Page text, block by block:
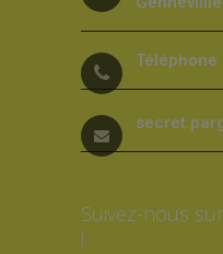
Téléphone
Suivez-nous
!